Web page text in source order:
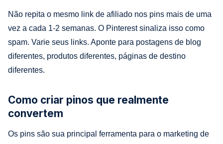
Não repita o mesmo link de afiliado nos pins mais de uma
vez a cada 1-2 semanas. O Pinterest sinaliza isso como
spam. Varie seus links. Aponte para postagens de blog
diferentes, produtos diferentes, páginas de destino
diferentes.
Como criar pinos que realmente
convertem
Os pins são sua principal ferramenta para o marketing de